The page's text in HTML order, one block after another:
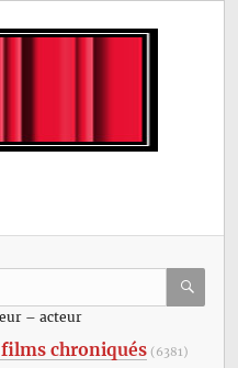
– acteur
chroniqués (6381)